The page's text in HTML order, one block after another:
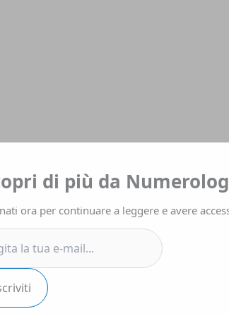
di più da
ora per continuare a leggere e avere